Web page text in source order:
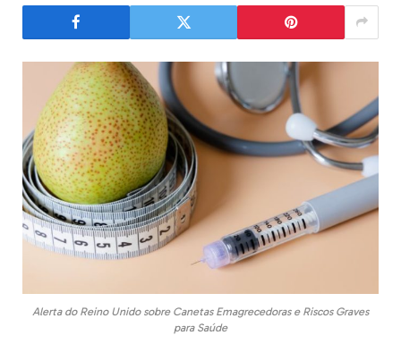
Alerta do Reino Unido sobre Canetas Emagrecedoras e Riscos Graves
para Saúde